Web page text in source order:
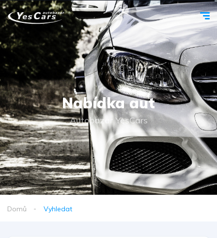
Nabídka aut
Autobazar YesCars
Domů Vyhledat